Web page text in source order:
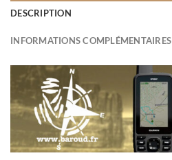
DESCRIPTION
INFORMATIONS COMPLÉMENTAIRES